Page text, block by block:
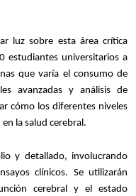
luz sobre esta área crítica
estudiantes universitarios a
que varía el consumo de
avanzadas y análisis de
cómo los diferentes niveles
la salud cerebral.
y detallado, involucrando
clínicos. Se utilizarán
cerebral y el estado